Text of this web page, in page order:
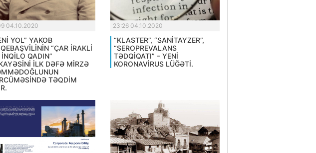
04.10.2020
YOL” YAKOB
“ÇAR İRAKLİ
QADIN”
İLK DƏFƏ MİRZƏ
TƏQDİM
23:26 04.10.2020
“KLASTER”, “SANİTAYZER”,
“SEROPREVALANS
TƏDQİQATI” – YENİ
KORONAVİRUS LÜĞƏTİ.